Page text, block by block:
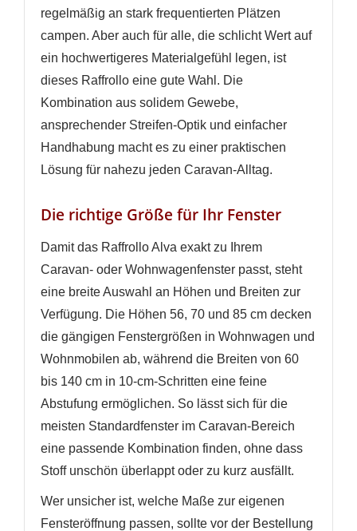
regelmäßig an stark frequentierten Plätzen
campen. Aber auch für alle, die schlicht Wert auf
ein hochwertigeres Materialgefühl legen, ist
dieses Raffrollo eine gute Wahl. Die
Kombination aus solidem Gewebe,
ansprechender Streifen-Optik und einfacher
Handhabung macht es zu einer praktischen
Lösung für nahezu jeden Caravan-Alltag.
Die richtige Größe für Ihr Fenster
Damit das Raffrollo Alva exakt zu Ihrem
Caravan- oder Wohnwagenfenster passt, steht
eine breite Auswahl an Höhen und Breiten zur
Verfügung. Die Höhen 56, 70 und 85 cm decken
die gängigen Fenstergrößen in Wohnwagen und
Wohnmobilen ab, während die Breiten von 60
bis 140 cm in 10-cm-Schritten eine feine
Abstufung ermöglichen. So lässt sich für die
meisten Standardfenster im Caravan-Bereich
eine passende Kombination finden, ohne dass
Stoff unschön überlappt oder zu kurz ausfällt.
Wer unsicher ist, welche Maße zur eigenen
Fensteröffnung passen, sollte vor der Bestellung